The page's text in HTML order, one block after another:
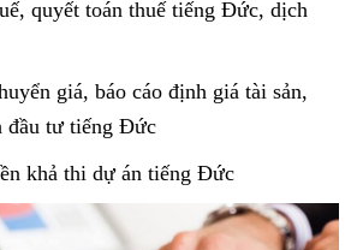
quyết toán thuế tiếng Đức, dịch
giá, báo cáo định giá tài sản,
đầu tư tiếng Đức
khả thi dự án tiếng Đức